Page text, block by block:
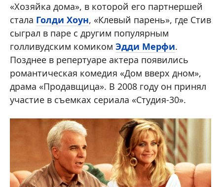
«Хозяйка дома», в которой его партнершей
стала Голди Хоун, «Клевый парень», где Стив
сыграл в паре с другим популярным
голливудским комиком Эдди Мерфи.
Позднее в репертуаре актера появились
романтическая комедия «Дом вверх дном»,
драма «Продавщица». В 2008 году он принял
участие в съемках сериала «Студия-30».